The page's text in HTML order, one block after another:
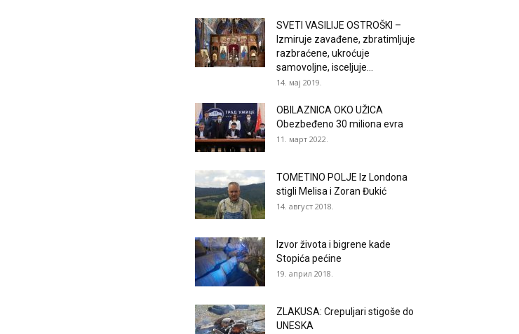
SVETI VASILIJE OSTROŠKI –
Izmiruje zavađene, zbratimljuje
razbraćene, ukroćuje
samovoljne, isceljuje...
14. мај 2019.
OBILAZNICA OKO UŽICA
Obezbeđeno 30 miliona evra
11. март 2022.
TOMETINO POLJE Iz Londona
stigli Melisa i Zoran Đukić
14. август 2018.
Izvor života i bigrene kade
Stopića pećine
19. април 2018.
ZLAKUSA: Crepuljari stigoše do
UNESKA